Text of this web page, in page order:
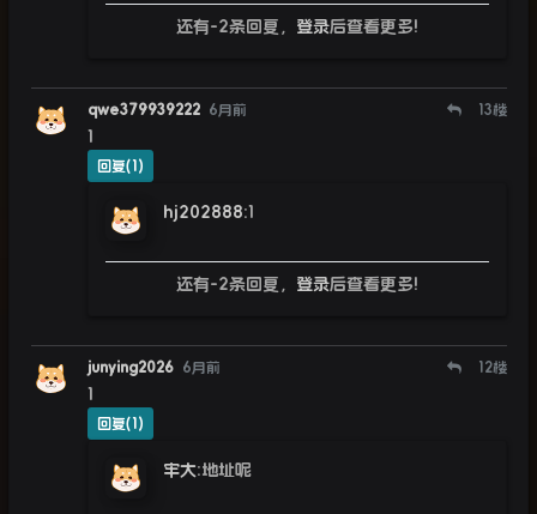
还有-2条回复， 登录后查看更多!
qwe379939222 6月前 13楼
1
回复(1)
hj202888:1
还有-2条回复， 登录后查看更多!
junying2026 6月前 12楼
1
回复(1)
牢大:地址呢